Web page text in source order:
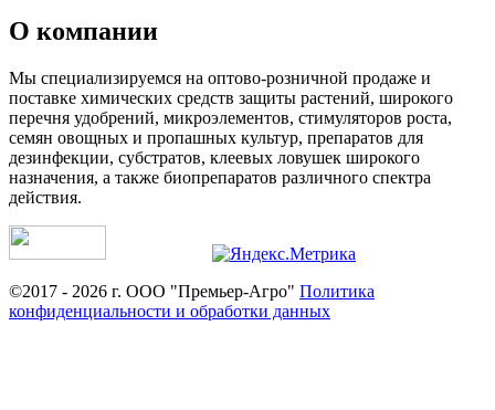
О компании
Мы специализируемся на оптово-розничной продаже и
поставке химических средств защиты растений, широкого
перечня удобрений, микроэлементов, стимуляторов роста,
семян овощных и пропашных культур, препаратов для
дезинфекции, субстратов, клеевых ловушек широкого
назначения, а также биопрепаратов различного спектра
действия.
©2017 - 2026 г. ООО "Премьер-Агро" Политика
конфиденциальности и обработки данных